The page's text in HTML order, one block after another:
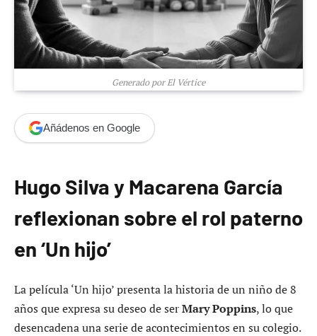
Generado por El Vértice
Añádenos en Google
Hugo Silva y Macarena García
reflexionan sobre el rol paterno
en ‘Un hijo’
La película ‘Un hijo’ presenta la historia de un niño de 8
años que expresa su deseo de serMary Poppins, lo que
desencadena una serie de acontecimientos en su colegio.